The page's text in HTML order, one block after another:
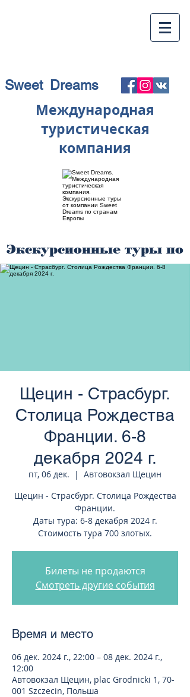
Sweet Dreams
Международная
туристическая
компания
Экскурсионные туры по
странам Европы
Щецин - Страсбург.
Столица Рождества
Франции. 6-8
декабря 2024 г.
пт, 06 дек.
  |
Автовокзал Щецин
Щецин - Страсбург. Столица Рождества
Франции.
Даты тура: 6-8 декабря 2024 г.
Стоимость тура 700 злотых.
Билеты не продаются
Смотреть другие события
Время и место
06 дек. 2024 г., 22:00 – 08 дек. 2024 г.,
12:00
Автовокзал Щецин, plac Grodnicki 1, 70-
001 Szczecin, Польша